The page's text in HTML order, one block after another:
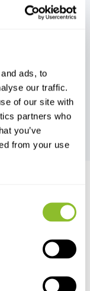
ads, to
our traffic.
of our site with
partners who
you’ve
from your use